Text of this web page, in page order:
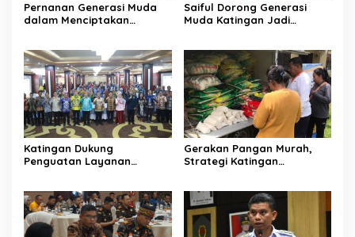
Pernanan Generasi Muda
dalam Menciptakan
Saiful Dorong Generasi
Muda Katingan Jadi
Katingan Dukung
Penguatan Layanan
Gerakan Pangan Murah,
Strategi Katingan